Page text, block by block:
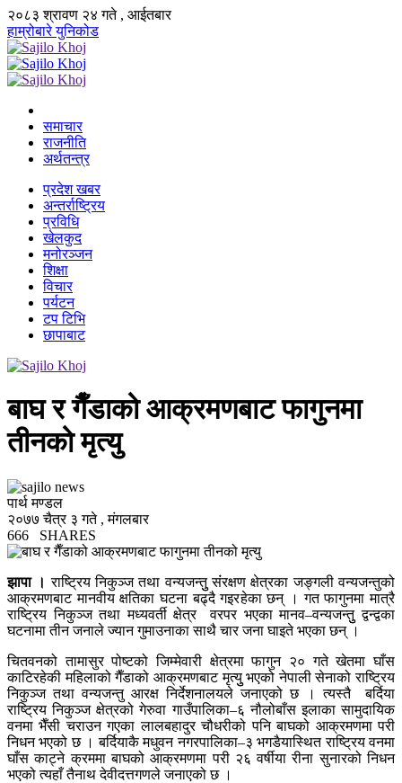
२०८३ श्रावण २४ गते , आईतबार
हाम्रोबारेयुनिकोड
समाचार
राजनीति
अर्थतन्त्र
प्रदेश खबर
अन्तर्राष्ट्रिय
प्रविधि
खेलकुद
मनोरञ्जन
शिक्षा
विचार
पर्यटन
टप टिभि
छापाबाट
बाघ र गैँडाको आक्रमणबाट फागुनमा
तीनको मृत्यु
पार्थ मण्डल
२०७७ चैत्र ३ गते , मंगलबार
666
SHARES
झापा । राष्ट्रिय निकुञ्ज तथा वन्यजन्तुु संंरक्षण क्षेत्रका जङ्गली वन्यजन्तुको
आक्रमणबाट मानवीय क्षतिका घटना बढ्दै गइरहेका छन् । गत फागुनमा मात्रै
राष्ट्रिय निकुञ्ज तथा मध्यवर्ती क्षेत्र वरपर भएका मानव–वन्यजन्तुु द्वन्द्वका
घटनामा तीन जनाले ज्यान गुमाउनाका साथै चार जना घाइते भएका छन् ।
चितवनको तामासुर पोष्टको जिम्मेवारी क्षेत्रमा फागुन २० गते खेतमा घाँस
काटिरहेकी महिलाको गैँडाको आक्रमणबाट मृत्युु भएको नेपाली सेनाको राष्ट्रिय
निकुञ्ज तथा वन्यजन्तु आरक्ष निर्देशनालयले जनाएको छ । त्यस्तै बर्दिया
राष्ट्रिय निकुञ्ज क्षेत्रको गेरुवा गाउँपालिका–६ नौलोबाँस इलाका सामुदायिक
वनमा भैँसी चराउन गएका लालबहादुर चौधरीको पनि बाघको आक्रमणमा परी
निधन भएको छ । बर्दियाकै मधुवन नगरपालिका–३ भगडैयास्थित राष्ट्रिय वनमा
घाँस काट्ने क्रममा बाघको आक्रमणमा परी २६ वर्षीया रीना सुनारको निधन
भएको त्यहाँ तैनाथ देवीदत्तगणले जनाएको छ ।